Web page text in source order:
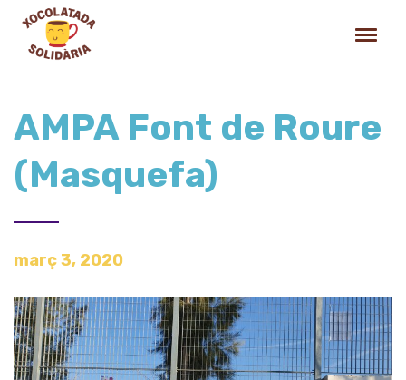
AMPA Font de Roure
(Masquefa)
març 3, 2020